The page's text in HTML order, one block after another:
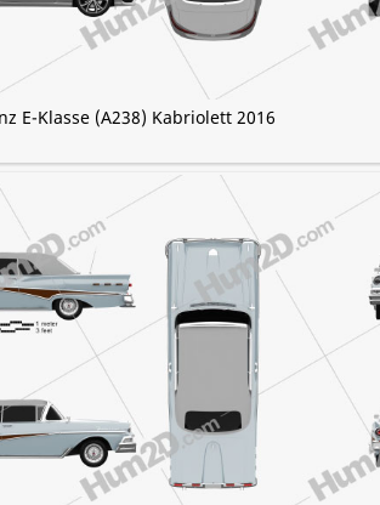
E-Klasse (A238) Kabriolett 2016